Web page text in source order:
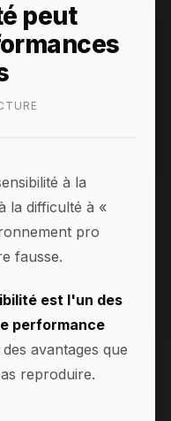
peut
à la
la difficulté à «
pro
fausse.
est l'un des
performance
avantages que
reproduire.